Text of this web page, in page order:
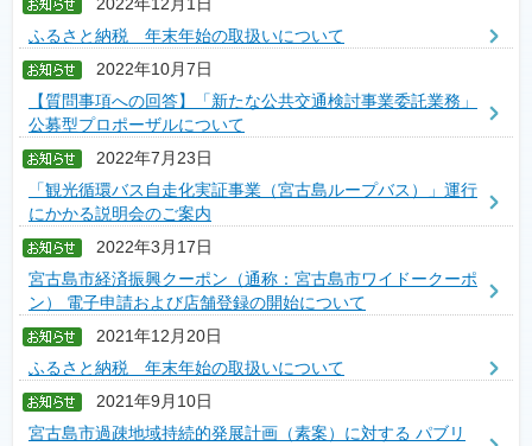
ふるさと納税 年末年始の取扱いについて
2022年10月7日
【質問事項への回答】「新たな公共交通検討事業委託業務」
公募型プロポーザルについて
2022年7月23日
「観光循環バス自走化実証事業（宮古島ループバス）」運行
にかかる説明会のご案内
2022年3月17日
宮古島市経済振興クーポン（通称：宮古島市ワイドークーポ
ン） 電子申請および店舗登録の開始について
2021年12月20日
ふるさと納税 年末年始の取扱いについて
2021年9月10日
宮古島市過疎地域持続的発展計画（素案）に対する パブリ